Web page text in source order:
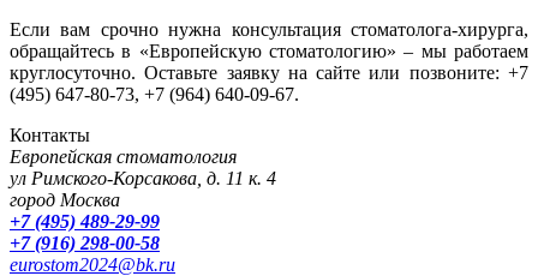
Если вам срочно нужна консультация стоматолога-хирурга,
обращайтесь в «Европейскую стоматологию» – мы работаем
круглосуточно. Оставьте заявку на сайте или позвоните: +7
(495) 647-80-73, +7 (964) 640-09-67.
Контакты
Европейская стоматология
ул Римского-Корсакова, д. 11 к. 4
город Москва
+7 (495) 489-29-99
+7 (916) 298-00-58
eurostom2024@bk.ru